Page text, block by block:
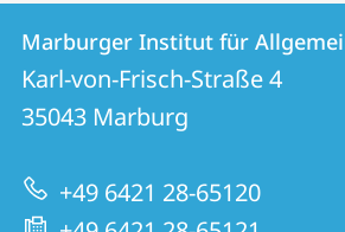
Kontakt
und
Informationen
zur
Website
Kontaktinformationen
Marburger
Institut
für
Allgemeinmedizin
Marburger Institut für
Karl-von-Frisch-Straße 4
35043 Marburg
+49 6421 28-65120